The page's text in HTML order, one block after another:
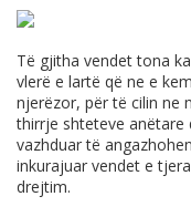
Të gjitha vendet tona
vlerë e lartë që ne e
njerëzor, për të cilin ne
thirrje shteteve anëtare
vazhduar të
inkurajuar vendet e
drejtim.